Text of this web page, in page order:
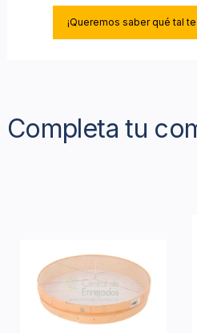
¡Queremos saber qué tal
Completa tu